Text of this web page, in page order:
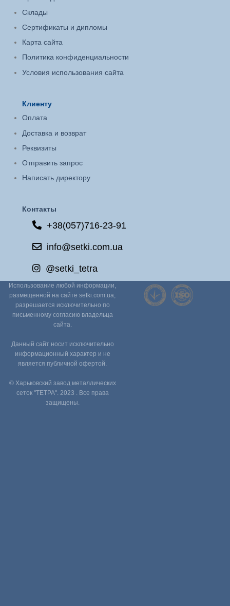
Склады
Сертификаты и дипломы
Карта сайта
Политика конфиденциальности
Условия использования сайта
Клиенту
Оплата
Доставка и возврат
Реквизиты
Отправить запрос
Написать директору
Контакты
+38(057)716-23-91
info@setki.com.ua
@setki_tetra
Использование любой информации,
размещенной на сайте setki.com.ua,
разрешается исключительно по
письменному согласию владельца
сайта.
Данный сайт носит исключительно
информационный характер и не
является публичной офертой.
© Харьковский завод металлических
сеток "ТЕТРА". 2023 . Все права
защищены.